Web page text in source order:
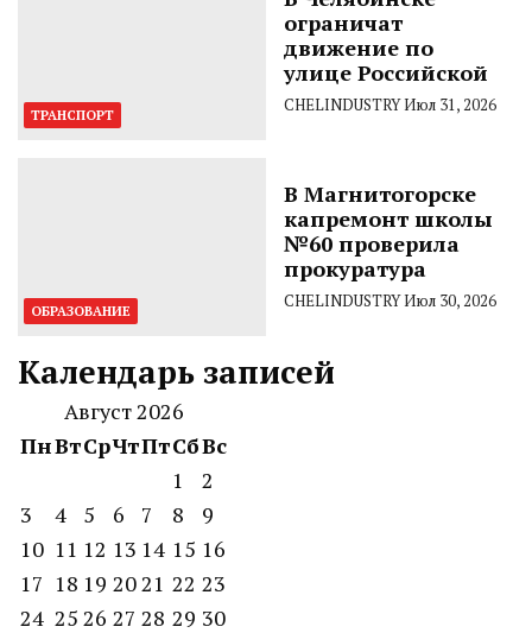
ТРАНСПОРТ
ограничат
движение по
улице Российской
CHELINDUSTRYИюл 31, 2026
ОБРАЗОВАНИЕ
В Магнитогорске
капремонт школы
№60 проверила
прокуратура
CHELINDUSTRYИюл 30, 2026
Календарь записей
Август 2026
ПнВтСрЧтПтСбВс
1
2
3
4 5 6 7 8
9
10 11 12 13 14 15 16
17 18 19 2021 22 23
24 25 26 27 28 29 30